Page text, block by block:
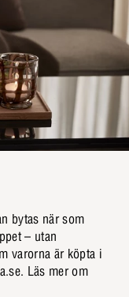
bytas när som
– utan
varorna är köpta i
Läs mer om